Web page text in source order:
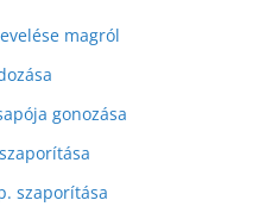
magról
gonozása
szaporítása